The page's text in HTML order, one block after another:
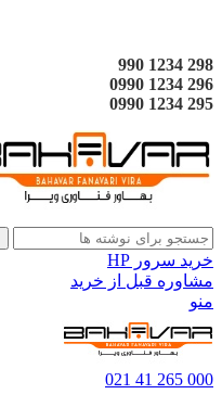
298 1234 990
296 1234 0990
295 1234 0990
خرید سرور HP
مشاوره قبل از خرید
منو
000 265 41 021